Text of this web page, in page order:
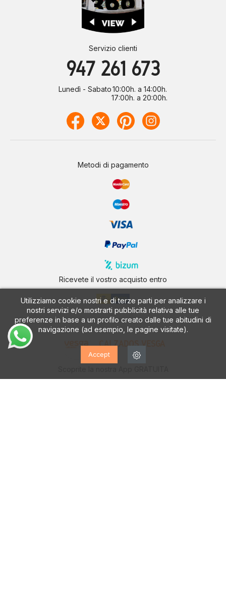
Utilizziamo cookie nostri e di terze parti per analizzare i
nostri servizi e/o mostrarti pubblicità relativa alle tue
preferenze in base a un profilo creato dalle tue abitudini di
navigazione (ad esempio, le pagine visitate).
Accept
Servizio clienti
947 261 673
Lunedì - Sabato10:00h. a 14:00h.
17:00h. a 20:00h.
Metodi di pagamento
Ricevete il vostro acquisto entro
CALZADOS VESGA